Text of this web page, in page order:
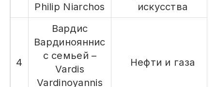
Philip Niarchos
искусства
4
Вардис
Вардинояннис
с семьей –
Vardis
Vardinoyannis
Нефти и газа